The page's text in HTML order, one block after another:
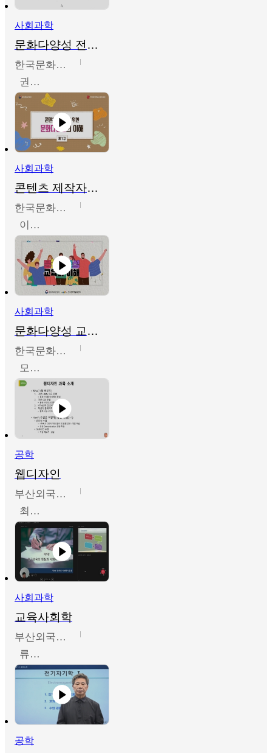
사회과학
문화다양성 전문인력 양성 기본과정 - 문화다양성의 이해
한국문화예술교육진흥원
권숙인 외 8명
사회과학
콘텐츠 제작자를 위한 문화다양성의 이해
한국문화예술교육진흥원
이성민
사회과학
문화다양성 교육의 이해
한국문화예술교육진흥원
모경환,성상환,정문성
공학
웹디자인
부산외국어대학교
최진오
사회과학
교육사회학
부산외국어대학교
류영철
공학